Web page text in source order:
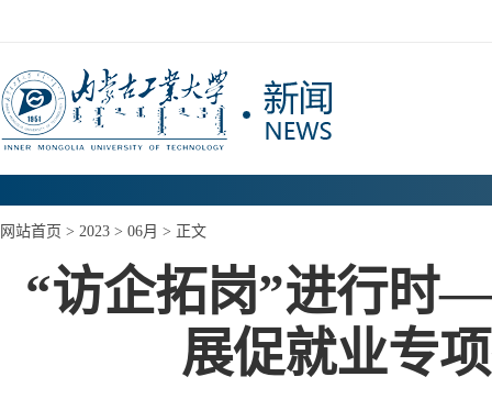
网站首页 > 2023 > 06月 > 正文
“访企拓岗”进行时
展促就业专